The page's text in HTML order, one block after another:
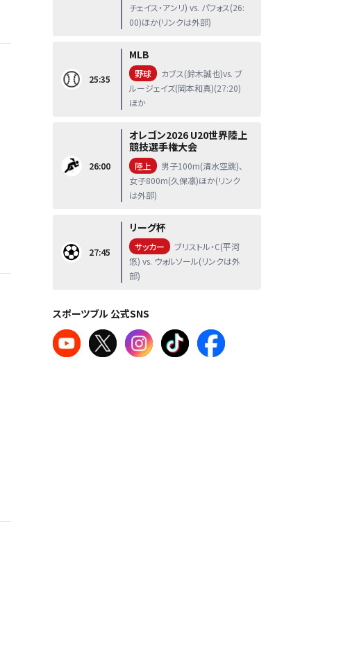
チェイス・アンリ) vs. パフォス(26:
00)ほか(リンクは外部)
25:35
MLB
野球
カブス(鈴木誠也)vs. ブ
ルージェイズ(岡本和真)(27:20)
ほか
26:00
オレゴン2026 U20世界陸上
競技選手権大会
陸上
男子100m(清水空跳)、
女子800m(久保凛)ほか(リンク
は外部)
27:45
リーグ杯
サッカー
ブリストル・C(平河
悠) vs. ウォルソール(リンクは外
部)
スポーツブル 公式SNS